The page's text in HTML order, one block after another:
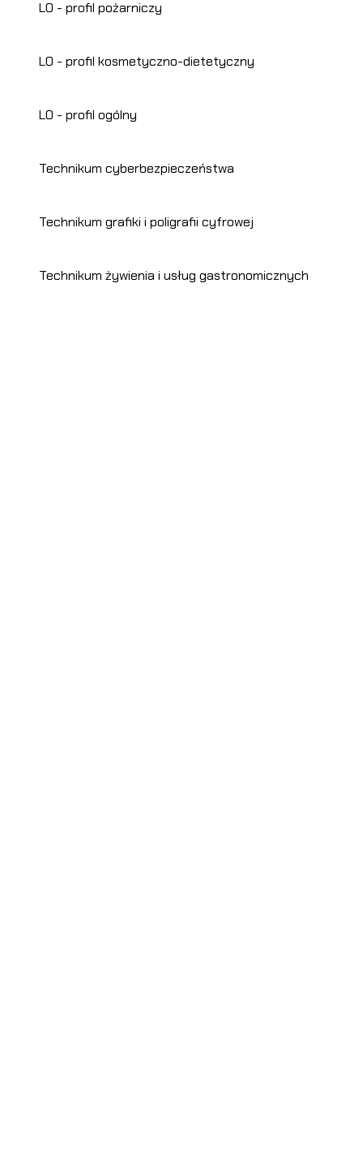
LO - profil pożarniczy
LO - profil kosmetyczno-dietetyczny
LO - profil ogólny
Technikum cyberbezpieczeństwa
Technikum grafiki i poligrafii cyfrowej
Technikum żywienia i usług gastronomicznych